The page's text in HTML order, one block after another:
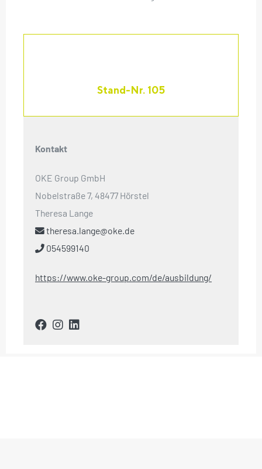
Stand-Nr. 105
Kontakt
OKE Group GmbH
Nobelstraße 7, 48477 Hörstel
Theresa Lange
theresa.lange@oke.de
054599140
https://www.oke-group.com/de/ausbildung/